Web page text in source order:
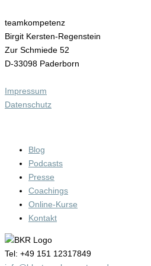
teamkompetenz
Birgit Kersten-Regenstein
Zur Schmiede 52
D-33098 Paderborn
Impressum
Datenschutz
Blog
Podcasts
Presse
Coachings
Online-Kurse
Kontakt
Tel: +49 151 12317849